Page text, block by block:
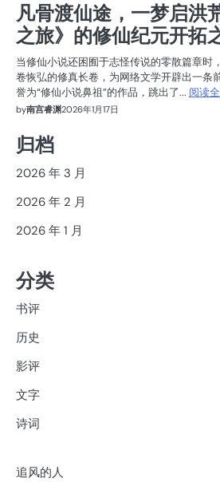
凡骨渡仙途，一梦启
之旅》的修仙纪元开拓
当修仙小说还困囿于志怪传说的零散篇章时
卷恢弘的修真长卷，为网络文学开辟出一条
誉为“修仙小说鼻祖”的作品，跳出了... 阅读
by南宫睿渊2026年1月17日
归档
2026 年 3 月
2026 年 2 月
2026 年 1 月
分类
书评
历史
影评
文字
诗词
追风的人